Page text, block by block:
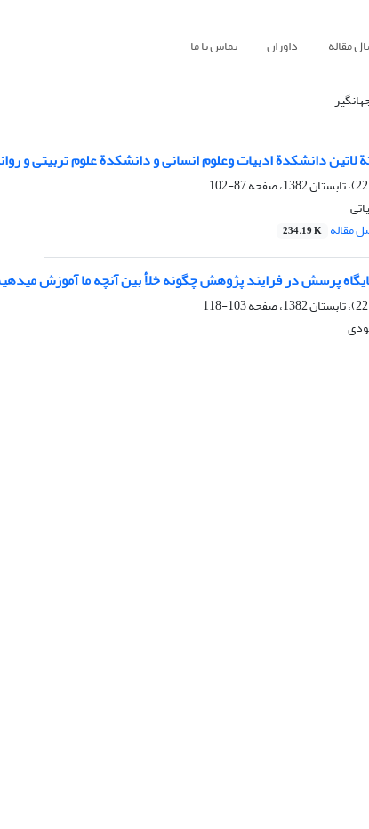
مقاله داوران تماس با ما
دانشکدة ادبیات وعلوم انسانی و دانشکدة علوم تربیتی و
87-102
مقاله 234.19 K
پرسش در فرایند پژوهش چگونه خلأ بین آنچه ما آموزش
103-118